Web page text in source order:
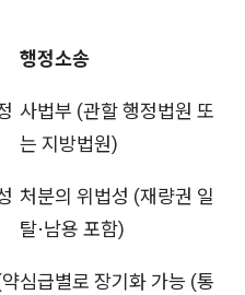
행정소송
사법부 (관할 행정법원 또
는 지방법원)
처분의 위법성 (재량권 일
탈·남용 포함)
심급별로 장기화 가능 (통